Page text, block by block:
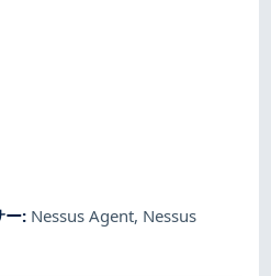
ー: Nessus Agent, Nessus